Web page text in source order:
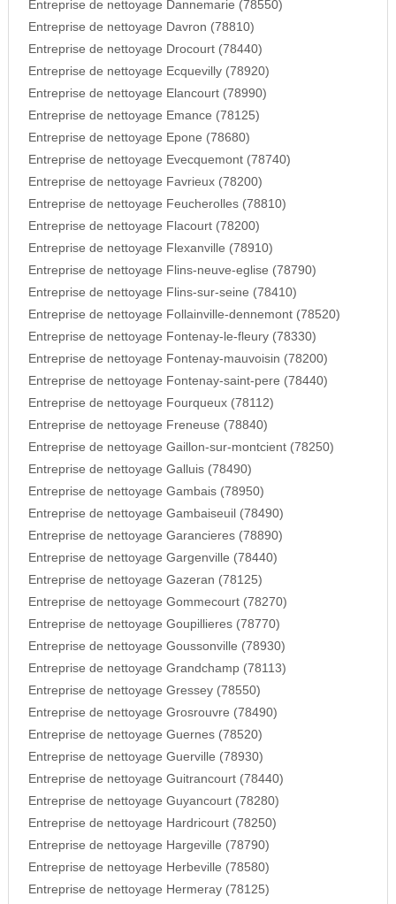
Entreprise de nettoyage Dannemarie (78550)
Entreprise de nettoyage Davron (78810)
Entreprise de nettoyage Drocourt (78440)
Entreprise de nettoyage Ecquevilly (78920)
Entreprise de nettoyage Elancourt (78990)
Entreprise de nettoyage Emance (78125)
Entreprise de nettoyage Epone (78680)
Entreprise de nettoyage Evecquemont (78740)
Entreprise de nettoyage Favrieux (78200)
Entreprise de nettoyage Feucherolles (78810)
Entreprise de nettoyage Flacourt (78200)
Entreprise de nettoyage Flexanville (78910)
Entreprise de nettoyage Flins-neuve-eglise (78790)
Entreprise de nettoyage Flins-sur-seine (78410)
Entreprise de nettoyage Follainville-dennemont (78520)
Entreprise de nettoyage Fontenay-le-fleury (78330)
Entreprise de nettoyage Fontenay-mauvoisin (78200)
Entreprise de nettoyage Fontenay-saint-pere (78440)
Entreprise de nettoyage Fourqueux (78112)
Entreprise de nettoyage Freneuse (78840)
Entreprise de nettoyage Gaillon-sur-montcient (78250)
Entreprise de nettoyage Galluis (78490)
Entreprise de nettoyage Gambais (78950)
Entreprise de nettoyage Gambaiseuil (78490)
Entreprise de nettoyage Garancieres (78890)
Entreprise de nettoyage Gargenville (78440)
Entreprise de nettoyage Gazeran (78125)
Entreprise de nettoyage Gommecourt (78270)
Entreprise de nettoyage Goupillieres (78770)
Entreprise de nettoyage Goussonville (78930)
Entreprise de nettoyage Grandchamp (78113)
Entreprise de nettoyage Gressey (78550)
Entreprise de nettoyage Grosrouvre (78490)
Entreprise de nettoyage Guernes (78520)
Entreprise de nettoyage Guerville (78930)
Entreprise de nettoyage Guitrancourt (78440)
Entreprise de nettoyage Guyancourt (78280)
Entreprise de nettoyage Hardricourt (78250)
Entreprise de nettoyage Hargeville (78790)
Entreprise de nettoyage Herbeville (78580)
Entreprise de nettoyage Hermeray (78125)